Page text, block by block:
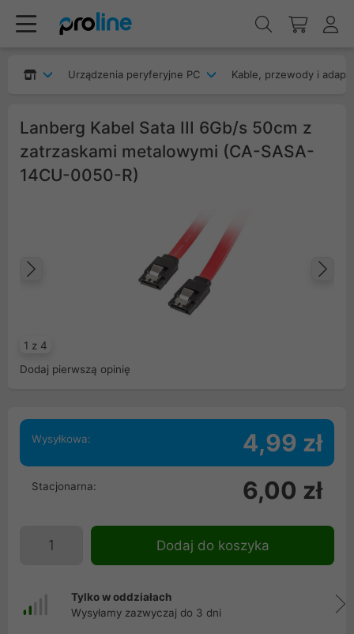
Urządzenia peryferyjne PC Kable, przewody i
Lanberg Kabel Sata III 6Gb/s 50cm z
zatrzaskami metalowymi (CA-SASA-
14CU-0050-R)
1 z 4
Poprzedni
Dodaj pierwszą opinię
Wysyłkowa: 4,99 zł
Stacjonarna: 6,00 zł
Dodaj do koszyka
Tylko w oddziałach
Wysyłamy zazwyczaj do 3 dni